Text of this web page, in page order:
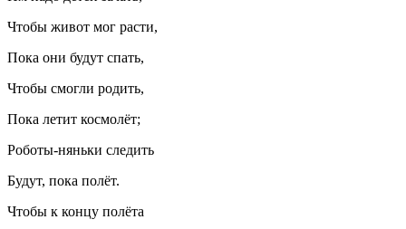
Чтобы живот мог расти,
Пока они будут спать,
Чтобы смогли родить,
Пока летит космолёт;
Роботы-няньки следить
Будут, пока полёт.
Чтобы к концу полёта